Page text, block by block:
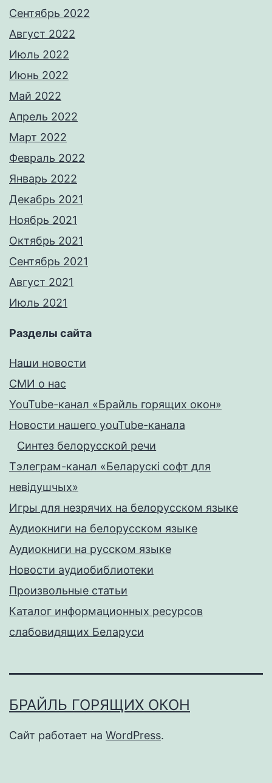
Сентябрь 2022
Август 2022
Июль 2022
Июнь 2022
Май 2022
Апрель 2022
Март 2022
Февраль 2022
Январь 2022
Декабрь 2021
Ноябрь 2021
Октябрь 2021
Сентябрь 2021
Август 2021
Июль 2021
Разделы сайта
Наши новости
СМИ о нас
YouTube-канал «Брайль горящих окон»
Новости нашего youTube-канала
Синтез белорусской речи
Тэлеграм-канал «Беларускі софт для
невідушчых»
Игры для незрячих на белорусском языке
Аудиокниги на белорусском языке
Аудиокниги на русском языке
Новости аудиобиблиотеки
Произвольные статьи
Каталог информационных ресурсов
слабовидящих Беларуси
БРАЙЛЬ ГОРЯЩИХ ОКОН
Сайт работает на WordPress.